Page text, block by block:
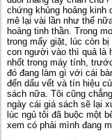
chứng khủng hoảng kinh
mê lại vài lần như thế
hoảng tinh thần. Trong
trong mấy giặt, lúc còn
con người vào thì quả là
nhốt trong máy tính,
đó đang làm gì với cái
đến dấu vết và tín hiệu
sách nữa. Tôi cũng
ngày cái giá sách sẽ lại
lúc ngủ tôi đã buộc một
xem có phải mình đang